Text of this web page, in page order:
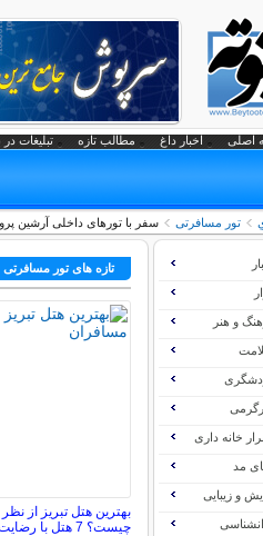
اصلی اخبار داغ مطالب تازه تبلیغات در
تور مسافرتی سفر با تورهای داخلی آرشین
تازه های تور مسافرتی
بهترین هتل تبریز از
چیست؟ 7 هتل با رضایت بالا!
و هنر
خانه داری
مد
و زیبایی